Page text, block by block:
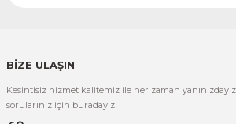
BİZE ULAŞIN
Kesintisiz hizmet kalitemiz ile her zaman
sorularınız için buradayız!